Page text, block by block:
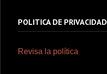
POLITICA DE PRIVACIDAD
Revisa la política